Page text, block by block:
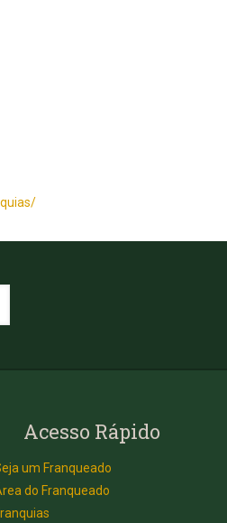
Acesso Rápido
um Franqueado
do Franqueado